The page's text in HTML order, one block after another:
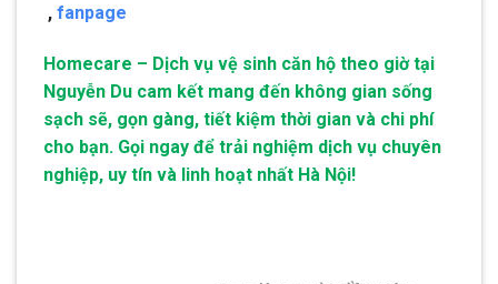
, fanpage
Homecare – Dịch vụ vệ sinh căn hộ theo giờ tại
Nguyễn Du cam kết mang đến không gian sống
sạch sẽ, gọn gàng, tiết kiệm thời gian và chi phí
cho bạn. Gọi ngay để trải nghiệm dịch vụ chuyên
nghiệp, uy tín và linh hoạt nhất Hà Nội!